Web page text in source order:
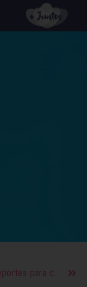
Deportes para conseguir unos glúteos de acero